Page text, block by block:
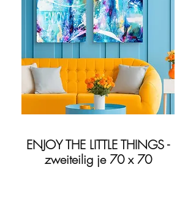
ENJOY THE LITTLE THINGS -
zweiteilig je 70 x 70